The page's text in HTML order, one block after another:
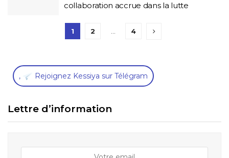
collaboration accrue dans la lutte
1 2 4
, Rejoignez Kessiya sur Télégram
Lettre d’information